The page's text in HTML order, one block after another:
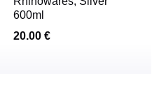
600ml
20.00 €